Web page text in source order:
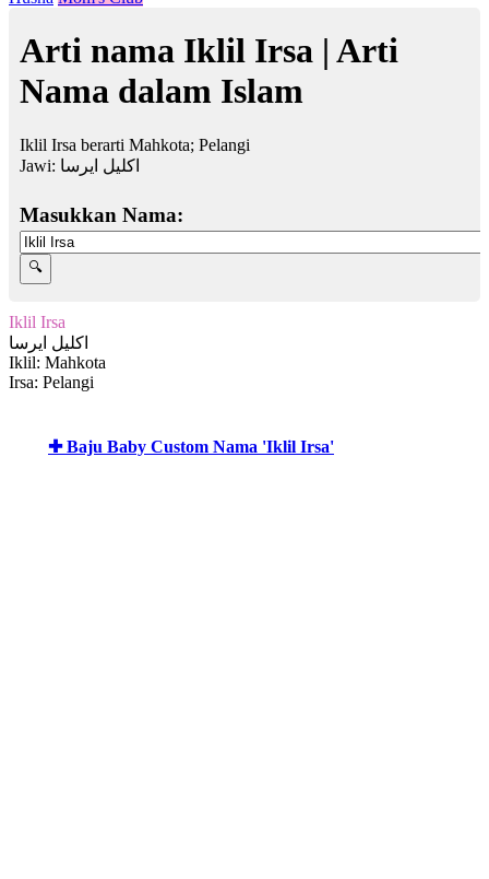
Arti nama Iklil Irsa | Arti
Nama dalam Islam
Iklil Irsa berarti Mahkota; Pelangi
Jawi: اكليل ايرسا
Masukkan Nama:
Iklil Irsa
اكليل ايرسا
Iklil: Mahkota
Irsa: Pelangi
✚ Baju Baby Custom Nama 'Iklil Irsa'